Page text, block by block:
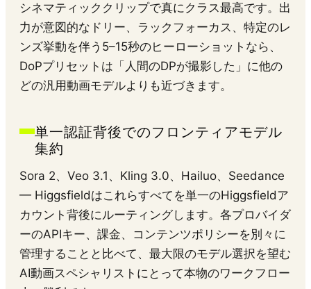
シネマティッククリップで真にクラス最高です。出
力が意図的なドリー、ラックフォーカス、特定のレ
ンズ挙動を伴う5–15秒のヒーローショットなら、
DoPプリセットは「人間のDPが撮影した」に他の
どの汎用動画モデルよりも近づきます。
単一認証背後でのフロンティアモデル
集約
Sora 2、Veo 3.1、Kling 3.0、Hailuo、Seedance
— Higgsfieldはこれらすべてを単一のHiggsfieldア
カウント背後にルーティングします。各プロバイダ
ーのAPIキー、課金、コンテンツポリシーを別々に
管理することと比べて、最大限のモデル選択を望む
AI動画スペシャリストにとって本物のワークフロー